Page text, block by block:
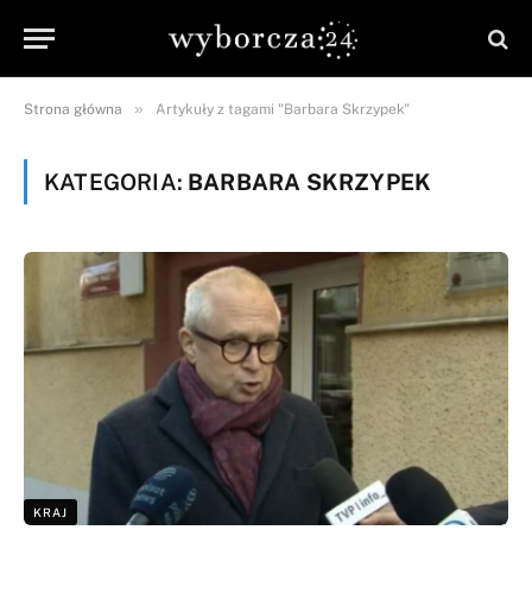
Strona główna » Artykuły z tagami "Barbara Skrzypek"
KATEGORIA: BARBARA SKRZYPEK
KRAJ